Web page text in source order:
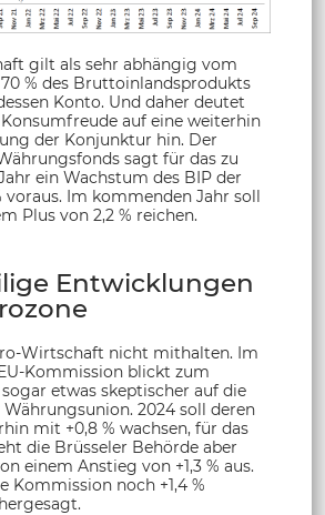
gilt als sehr abhängig vom
% des Bruttoinlandsprodukts
Konto. Und daher deutet
auf eine weiterhin
der Konjunktur hin. Der
sagt für das zu
ein Wachstum des BIP der
voraus. Im kommenden Jahr soll
Plus von 2,2 % reichen.
Entwicklungen
Wirtschaft nicht mithalten. Im
Kommission blickt zum
etwas skeptischer auf die
2024 soll deren
mit +0,8 % wachsen, für das
die Brüsseler Behörde aber
einem Anstieg von +1,3 % aus.
Kommission noch +1,4 %